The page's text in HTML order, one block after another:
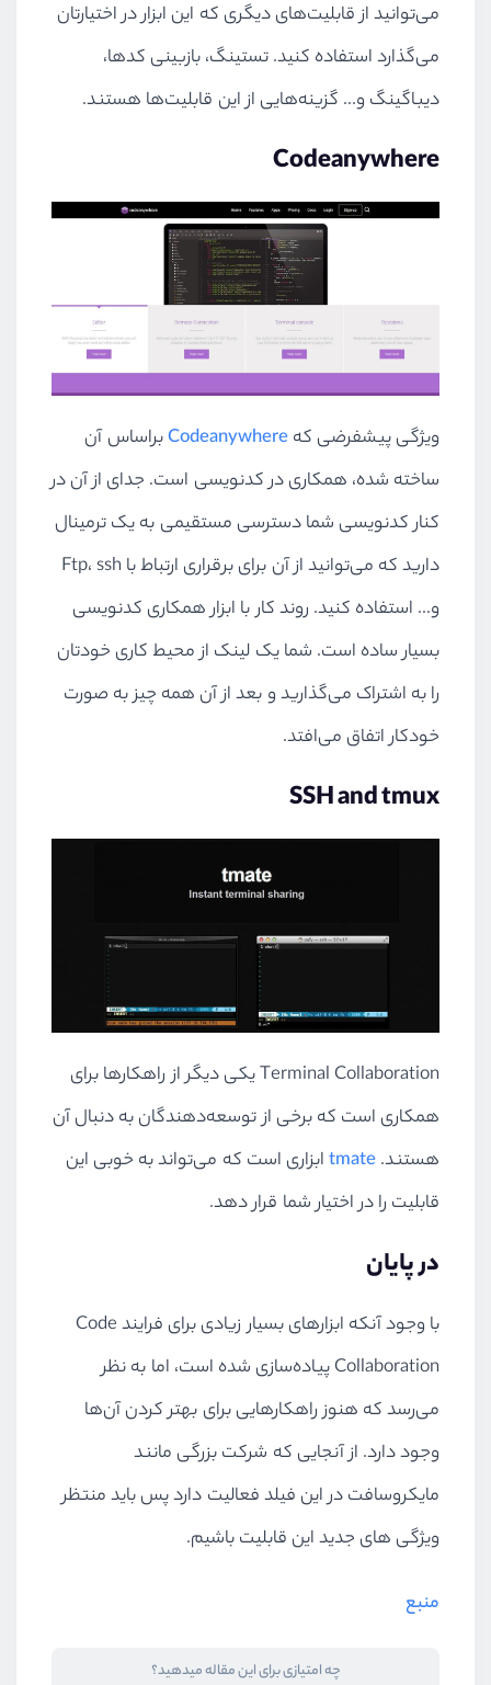
می‌توانید از قابلیت‌های دیگری که این ابزار در اختیارتان
می‌گذارد استفاده کنید. تستینگ، بازبینی کدها،
دیباگینگ و... گزینه‌هایی از این قابلیت‌ها هستند.
Codeanywhere
ویژگی پیشفرضی که Codeanywhereبراساس آن
ساخته شده، همکاری در کدنویسی است. جدای از آن در
کنار کدنویسی شما دسترسی مستقیمی به یک ترمینال
دارید که می‌توانید از آن برای برقراری ارتباط با Ftp، ssh
و... استفاده کنید. روند کار با ابزار همکاری کدنویسی
بسیار ساده است. شما یک لینک از محیط کاری خودتان
را به اشتراک می‌گذارید و بعد از آن همه چیز به صورت
خودکار اتفاق می‌افتد.
SSH and tmux
Terminal Collaboration یکی دیگر از راهکارها برای
همکاری است که برخی از توسعه‌دهندگان به دنبال آن
هستند. tmateابزاری است که می‌تواند به خوبی این
قابلیت را در اختیار شما قرار دهد.
در پایان
با وجود آنکه ابزارهای بسیار زیادی برای فرایند Code
Collaboration پیاده‌سازی شده است، اما به نظر
می‌رسد که هنوز راهکارهایی برای بهتر کردن آن‌ها
وجود دارد. از آنجایی که شرکت بزرگی مانند
مایکروسافت در این فیلد فعالیت دارد پس باید منتظر
ویژگی های جدید این قابلیت باشیم.
منبع
چه امتیازی برای این مقاله میدهید؟